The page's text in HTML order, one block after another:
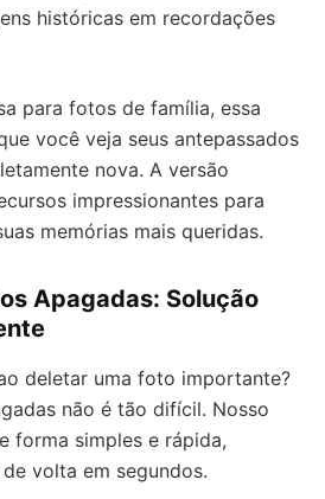
históricas em recordações
para fotos de família, essa
você veja seus antepassados
nova. A versão
impressionantes para
memórias mais queridas.
Apagadas: Solução
deletar uma foto importante?
não é tão difícil. Nosso
forma simples e rápida,
volta em segundos.